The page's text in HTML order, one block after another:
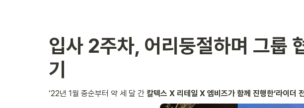
입사 2주차, 어리둥절하며 그룹
기
‘22년 1월 중순부터 약 세 달 간 칼텍스 X 리테일 X 엠비즈가 함께 진행한‘라이더